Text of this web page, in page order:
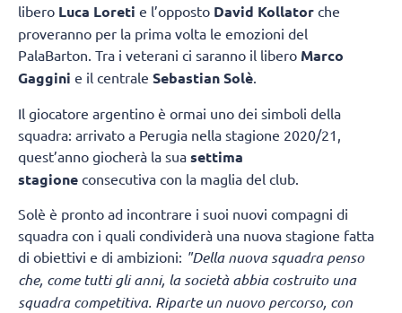
libero Luca Loreti e l’opposto David Kollator che
proveranno per la prima volta le emozioni del
PalaBarton. Tra i veterani ci saranno il libero Marco
Gaggini e il centrale Sebastian Solè.
Il giocatore argentino è ormai uno dei simboli della
squadra: arrivato a Perugia nella stagione 2020/21,
quest’anno giocherà la sua settima
stagione consecutiva con la maglia del club.
Solè è pronto ad incontrare i suoi nuovi compagni di
squadra con i quali condividerà una nuova stagione fatta
di obiettivi e di ambizioni: "Della nuova squadra penso
che, come tutti gli anni, la società abbia costruito una
squadra competitiva. Riparte un nuovo percorso, con